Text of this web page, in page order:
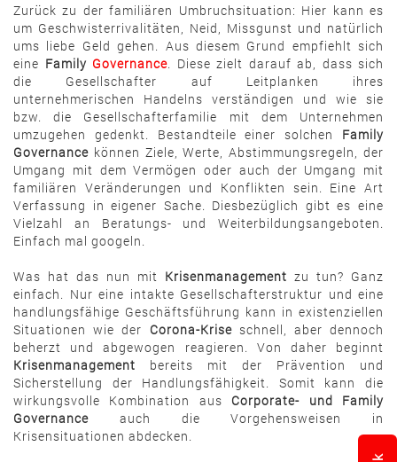
Zurück zu der familiären Umbruchsituation: Hier kann es
um Geschwisterrivalitäten, Neid, Missgunst und natürlich
ums liebe Geld gehen. Aus diesem Grund empfiehlt sich
eine Family Governance . Diese zielt darauf ab, dass sich
die Gesellschafter auf Leitplanken ihres
unternehmerischen Handelns verständigen und wie sie
bzw. die Gesellschafterfamilie mit dem Unternehmen
umzugehen gedenkt. Bestandteile einer solchen Family
Governance können Ziele, Werte, Abstimmungsregeln, der
Umgang mit dem Vermögen oder auch der Umgang mit
familiären Veränderungen und Konflikten sein. Eine Art
Verfassung in eigener Sache. Diesbezüglich gibt es eine
Vielzahl an Beratungs- und Weiterbildungsangeboten.
Einfach mal googeln.
Was hat das nun mit Krisenmanagement zu tun? Ganz
einfach. Nur eine intakte Gesellschafterstruktur und eine
handlungsfähige Geschäftsführung kann in existenziellen
Situationen wie der Corona-Kriseschnell, aber dennoch
beherzt und abgewogen reagieren. Von daher beginnt
Krisenmanagement bereits mit der Prävention und
Sicherstellung der Handlungsfähigkeit. Somit kann die
wirkungsvolle Kombination aus Corporate- und Family
Governance auch die Vorgehensweisen in
Krisensituationen abdecken.